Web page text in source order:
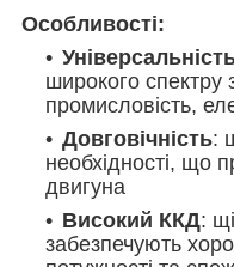
Особливості:
широкого спектру
промисловість,
Довговічність:
необхідності, що
двигуна
Високий ККД:
забезпечують